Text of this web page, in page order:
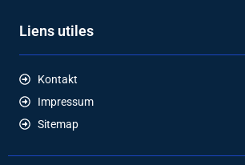
Liens utiles
Kontakt
Impressum
Sitemap